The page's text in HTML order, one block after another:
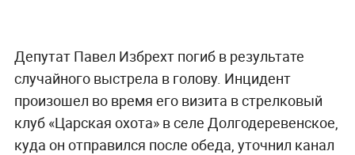
Депутат Павел Избрехт погиб в результате
случайного выстрела в голову. Инцидент
произошел во время его визита в стрелковый
клуб «Царская охота» в селе Долгодеревенское,
куда он отправился после обеда, уточнил канал